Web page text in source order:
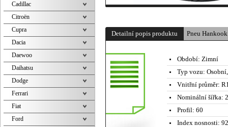
Detailní popis produktu Pneu
Období: Zimní
Typ vozu:
Vnitřní průměr:
Nominální šířka:
Profil: 60
Index nosnosti:
Cadillac
Citroën
Cupra
Dacia
Daewoo
Daihatsu
Dodge
Ferrari
Fiat
Ford